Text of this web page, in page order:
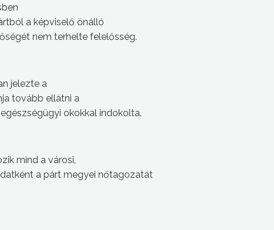
a képviselő önálló
nem terhelte felelősség.
jelezte a
tovább ellátni a
okokkal indokolta.
mind a városi,
a párt megyei nőtagozatát